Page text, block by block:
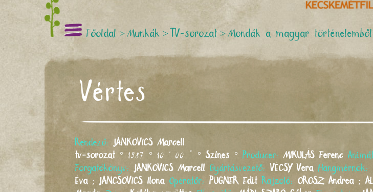
Főoldal > Munkák > TV-sorozat > Mondák a magyar történelemből
Vértes
Rendező: JANKOVICS Marcell
tv-sorozat ° 1987 ° 10 ' 00 " ° Színes ° Producer:MIKULÁS Ferenc
Forgatókönyv: JANKOVICS Marcell Gyártásvezető: VÉCSY Vera Hangmérnök:
Éva ; JANCSOVICS Ilona Operatőr: PUGNER Edit Rajzoló: OROSZ Andrea ;